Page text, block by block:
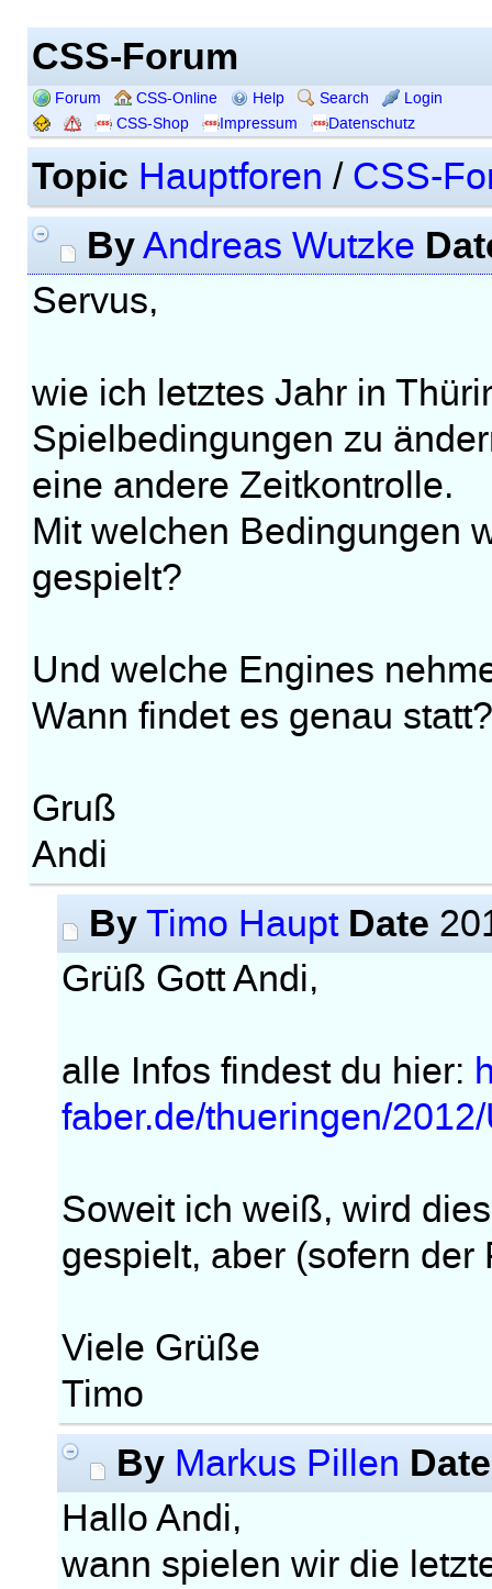
CSS-Forum
Forum CSS-Online Help Search
Login
CSS-Shop
Impressum Datenschutz
Topic Hauptforen / CSS-
ByAndreas Wutzke
Servus,
wie ich letztes Jahr in
Spielbedingungen zu
eine andere Zeitkontrolle.
Mit welchen Bedingungen
gespielt?
Und welche Engines
Wann findet es genau statt?
Gruß
Andi
By Timo Haupt Date
Grüß Gott Andi,
alle Infos findest du hier:
faber.de/thueringen/
Soweit ich weiß, wird
gespielt, aber (sofern
Viele Grüße
Timo
By Markus Pillen Date
Hallo Andi,
wann spielen wir die